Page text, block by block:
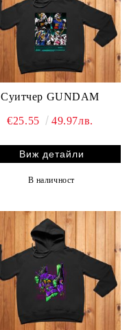
Суитчер GUNDAM
€25.55 49.97лв.
Виж детайли
В наличност